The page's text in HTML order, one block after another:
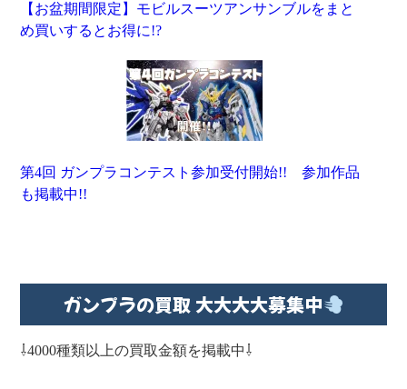
【お盆期間限定】モビルスーツアンサンブルをまと
め買いするとお得に!?
第4回 ガンプラコンテスト参加受付開始!! 参加作品
も掲載中!!
ガンプラの買取 大大大大募集中
⇩4000種類以上の買取金額を掲載中⇩